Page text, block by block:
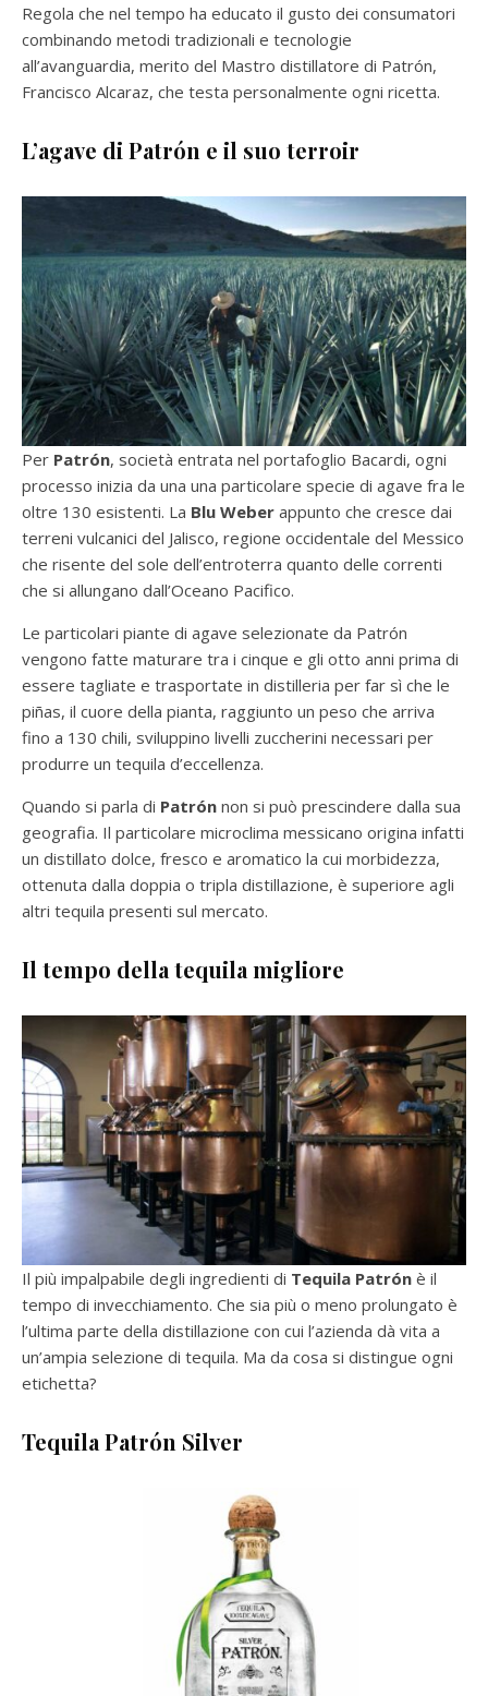
Regola che nel tempo ha educato il gusto dei consumatori
combinando metodi tradizionali e tecnologie
all’avanguardia, merito del Mastro distillatore di Patrón,
Francisco Alcaraz, che testa personalmente ogni ricetta.
L’agave di Patrón e il suo terroir
Per Patrón, società entrata nel portafoglio Bacardi, ogni
processo inizia da una una particolare specie di agave fra le
oltre 130 esistenti. La Blu Weber appunto che cresce dai
terreni vulcanici del Jalisco, regione occidentale del Messico
che risente del sole dell’entroterra quanto delle correnti
che si allungano dall’Oceano Pacifico.
Le particolari piante di agave selezionate da Patrón
vengono fatte maturare tra i cinque e gli otto anni prima di
essere tagliate e trasportate in distilleria per far sì che le
piñas, il cuore della pianta, raggiunto un peso che arriva
fino a 130 chili, sviluppino livelli zuccherini necessari per
produrre un tequila d’eccellenza.
Quando si parla di Patrón non si può prescindere dalla sua
geografia. Il particolare microclima messicano origina infatti
un distillato dolce, fresco e aromatico la cui morbidezza,
ottenuta dalla doppia o tripla distillazione, è superiore agli
altri tequila presenti sul mercato.
Il tempo della tequila migliore
Il più impalpabile degli ingredienti di Tequila Patrón è il
tempo di invecchiamento. Che sia più o meno prolungato è
l’ultima parte della distillazione con cui l’azienda dà vita a
un’ampia selezione di tequila. Ma da cosa si distingue ogni
etichetta?
Tequila Patrón Silver